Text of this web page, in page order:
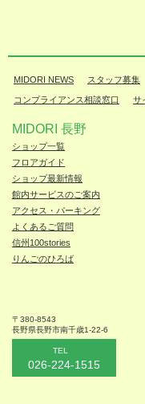
MIDORI NEWS スタッフ募集
コンプライアンス相談窓口 サ
MIDORI 長野
ショップ一覧
フロアガイド
ショップ最新情報
館内サービスのご案内
アクセス・パーキング
よくあるご質問
信州100stories
りんごのひろば
〒380-8543
長野県長野市南千歳1-22-6
TEL
026-224-1515